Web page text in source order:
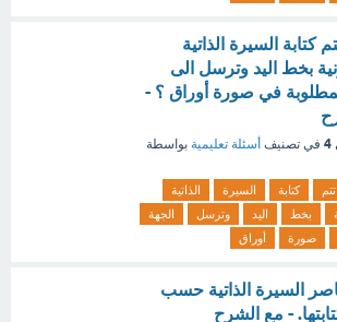
كتابة السيرة الذاتية
بخط اليد وترسل الى
في صورة أوراق ؟ -
في تصنيف أسئلة تعليمية بواسطة
تتم كتابة السيرة
الذاتية
بخط اليد وترسل
الجهة
صورة أوراق
السيرة الذاتية حسب
- مع الشرح